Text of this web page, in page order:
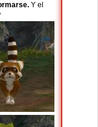
Y el